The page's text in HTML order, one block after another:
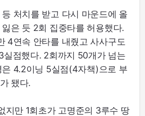
처치를 받고 다시 마운드에 올
은 듯 2회 집중타를 허용했다.
4연속 안타를 내줬고 사사구도
실점했다. 2회까지 50개가 넘는
은 4.2이닝 5실점(4자책)으로 부
됐다.
지만 1회초가 고명준의 3루수 땅